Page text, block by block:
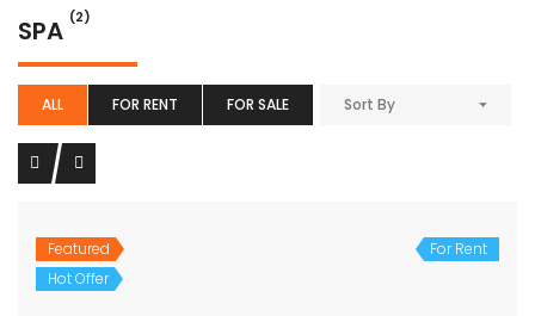
SPA (2)
ALL FOR RENT FOR SALE Sort By
Featured
Hot Offer
For Rent